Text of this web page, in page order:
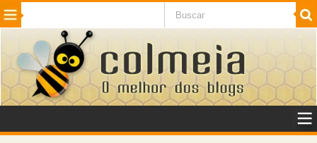
Beleza Cinema e TV
Internet Jogos NotÃ­cias SaÃºde
VeÃ­culos Adulto